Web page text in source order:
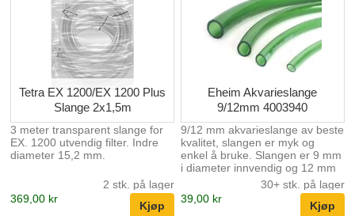
Tetra EX 1200/EX 1200 Plus
Slange 2x1,5m
3 meter transparent slange for
EX. 1200 utvendig filter. Indre
diameter 15,2 mm.
2 stk. på lager
369,00 kr
Eheim Akvarieslange
9/12mm 4003940
9/12 mm akvarieslange av beste
kvalitet, slangen er myk og
enkel å bruke. Slangen er 9 mm
i diameter innvendig og 12 mm
diameter utvendig. Slange pris
per meter. Slangen selges i
meter. dvs. 12 stk = 12 meters
30+ stk. på lager
39,00 kr